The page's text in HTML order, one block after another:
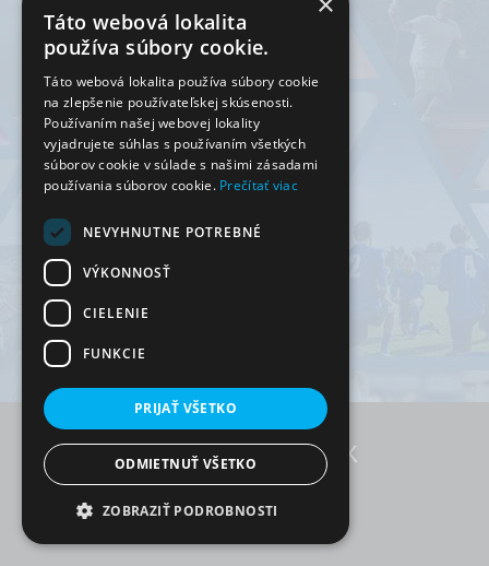
Táto webová lokalita
používa súbory cookie.
Táto webová lokalita používa súbory cookie
na zlepšenie používateľskej skúsenosti.
Používaním našej webovej lokality
vyjadrujete súhlas s používaním všetkých
súborov cookie v súlade s našimi zásadami
používania súborov cookie. Prečítať viac
NEVYHNUTNE POTREBNÉ
VÝKONNOSŤ
CIELENIE
FUNKCIE
PRIJAŤ VŠETKO
ODMIETNUŤ VŠETKO
ZOBRAZIŤ PODROBNOSTI